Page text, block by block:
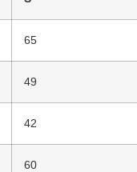
65
49
42
60